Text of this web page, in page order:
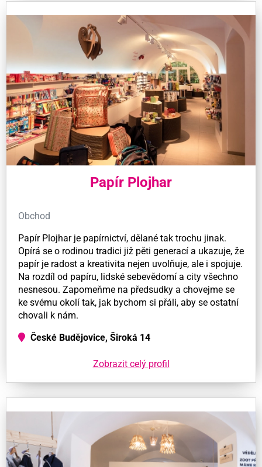
Papír Plojhar
Obchod
Papír Plojhar je papírnictví, dělané tak trochu jinak.
Opírá se o rodinou tradici již pěti generací a ukazuje, že
papír je radost a kreativita nejen uvolňuje, ale i spojuje.
Na rozdíl od papíru, lidské sebevědomí a city všechno
nesnesou. Zapomeňme na předsudky a chovejme se
ke svému okolí tak, jak bychom si přáli, aby se ostatní
chovali k nám.
České Budějovice, Široká 14
Zobrazit celý profil